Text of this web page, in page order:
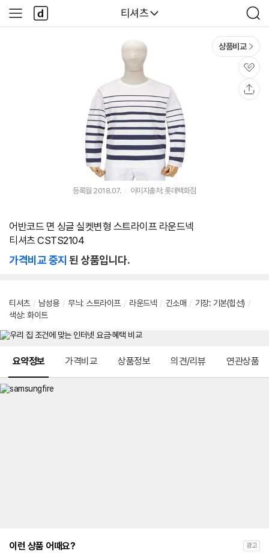
다나와
티셔츠
검
색
사
이
다
나
와
상품비교
관
심
등록월 2018.07. 이미지출처: 롯데백화점
어반코드 면 싱글 실켓변형 스트라이프 라운드넥
티셔츠 CSTS2104
가격비교 중지 된 상품입니다.
티셔츠 / 남성용 / 무늬: 스트라이프 / 라운드넥 / 긴소매 / 기장: 기본(힙선) /
색상: 화이트
요약정보 가격비교 상품정보 의견/리뷰 연관상품
이런 상품 어때요? 광고